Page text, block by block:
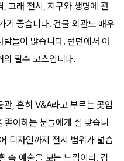
고래 전시, 지구와 생명에 관
기 좋습니다. 건물 외관도 매우
들이 많습니다. 런던에서 아
의 필수 코스입니다.
, 흔히 V&A라고 부르는 곳입
좋아하는 분들에게 잘 맞습니
디자인까지 전시 범위가 넓습
속 예술을 보는 느낌이라, 감